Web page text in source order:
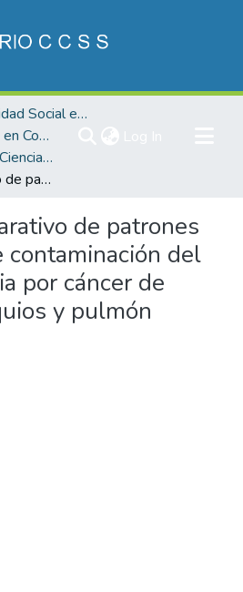
Salud y Seguridad Social en Costa Rica
Revistas Nacionales en Costa Rica
Gestión: Revista de Ciencias Administrativas y Financieras de la Seguridad Social
Análisis comparativo de patrones geográficos de contaminación del aire e incidencia por cáncer de tráquea, bronquios y pulmón
de patrones
contaminación del
por cáncer de
y pulmón